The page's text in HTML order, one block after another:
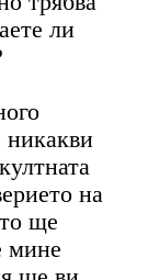
ли
никакви
на
ще
мине